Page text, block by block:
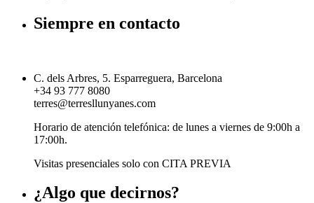
Siempre en contacto
C. dels Arbres, 5. Esparreguera, Barcelona
+34 93 777 8080
terres@terresllunyanes.com
Horario de atención telefónica: de lunes a viernes de 9:00h a
17:00h.
Visitas presenciales solo con CITA PREVIA
¿Algo que decirnos?